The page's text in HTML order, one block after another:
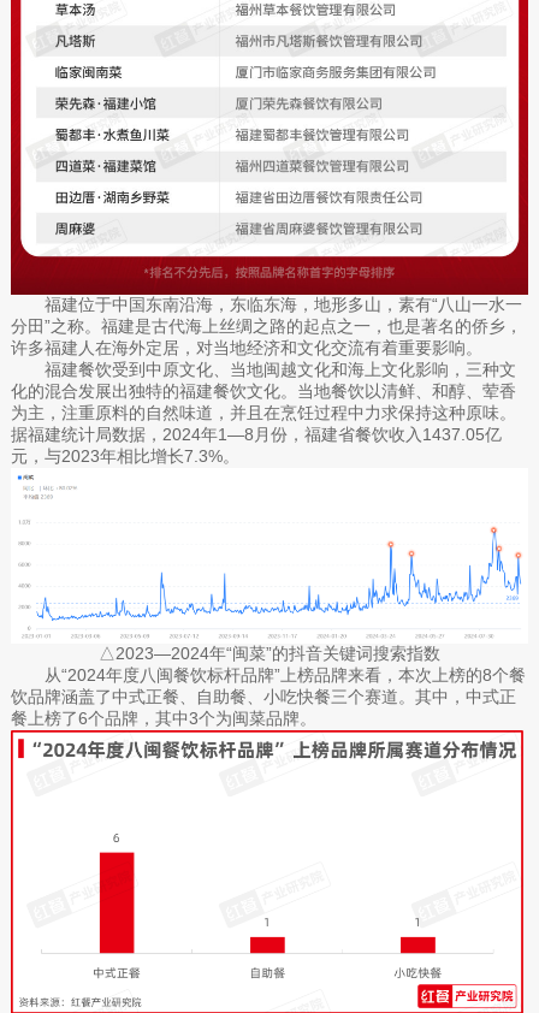
福建位于中国东南沿海，东临东海，地形多山，素有“八山一水一
分田”之称。福建是古代海上丝绸之路的起点之一，也是著名的侨乡，
许多福建人在海外定居，对当地经济和文化交流有着重要影响。
福建餐饮受到中原文化、当地闽越文化和海上文化影响，三种文
化的混合发展出独特的福建餐饮文化。当地餐饮以清鲜、和醇、荤香
为主，注重原料的自然味道，并且在烹饪过程中力求保持这种原味。
据福建统计局数据，2024年1—8月份，福建省餐饮收入1437.05亿
元，与2023年相比增长7.3%。
△2023—2024年“闽菜”的抖音关键词搜索指数
从“2024年度八闽餐饮标杆品牌”上榜品牌来看，本次上榜的8个餐
饮品牌涵盖了中式正餐、自助餐、小吃快餐三个赛道。其中，中式正
餐上榜了6个品牌，其中3个为闽菜品牌。